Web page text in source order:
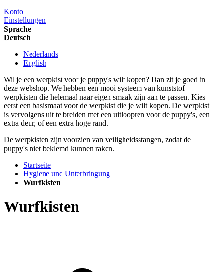
Konto
Einstellungen
Sprache
Deutsch
Nederlands
English
Wil je een werpkist voor je puppy's wilt kopen? Dan zit je goed in
deze webshop. We hebben een mooi systeem van kunststof
werpkisten die helemaal naar eigen smaak zijn aan te passen. Kies
eerst een basismaat voor de werpkist die je wilt kopen. De werpkist
is vervolgens uit te breiden met een uitloopren voor de puppy's, een
extra deur, of een extra hoge rand.
De werpkisten zijn voorzien van veiligheidsstangen, zodat de
puppy's niet beklemd kunnen raken.
Startseite
Hygiene und Unterbringung
Wurfkisten
Wurfkisten